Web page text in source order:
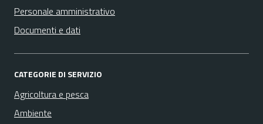
Personale amministrativo
Documenti e dati
CATEGORIE DI SERVIZIO
Agricoltura e pesca
Ambiente